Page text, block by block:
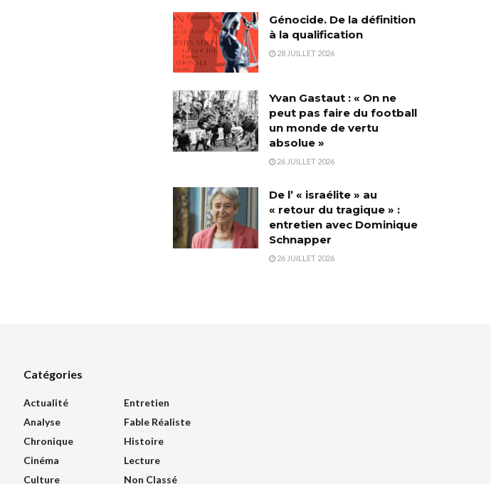
Génocide. De la définition
à la qualification
28 JUILLET 2026
Yvan Gastaut : « On ne
peut pas faire du football
un monde de vertu
absolue »
26 JUILLET 2026
De l’ « israélite » au
« retour du tragique » :
entretien avec Dominique
Schnapper
26 JUILLET 2026
Catégories
Actualité
Analyse
Chronique
Cinéma
Culture
Entretien
Fable Réaliste
Histoire
Lecture
Non Classé